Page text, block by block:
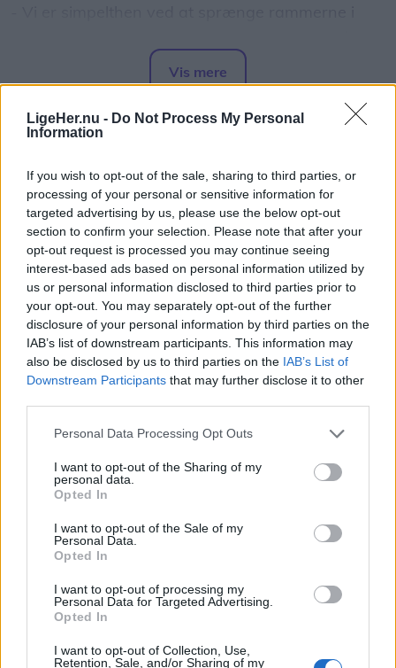
LigeHer.nu - Do Not Process My Personal
Information
If you wish to opt-out of the sale, sharing to third parties, or
processing of your personal or sensitive information for
targeted advertising by us, please use the below opt-out
section to confirm your selection. Please note that after your
opt-out request is processed you may continue seeing
interest-based ads based on personal information utilized by
us or personal information disclosed to third parties prior to
your opt-out. You may separately opt-out of the further
disclosure of your personal information by third parties on the
IAB’s list of downstream participants. This information may
also be disclosed by us to third parties on the IAB’s List of
Downstream Participants that may further disclose it to other
Personal Data Processing Opt Outs
I want to opt-out of the Sharing of my
personal data.
Opted In
I want to opt-out of the Sale of my
Personal Data.
Opted In
I want to opt-out of processing my
Personal Data for Targeted Advertising.
Opted In
I want to opt-out of Collection, Use,
Retention, Sale, and/or Sharing of my
plads, og nu får vi mulighed for for alvor at folde
vores idéer ud og tage Capu til det næste niveau,
fortæller Stephanie.
Selv om adressen bliver ny, kan de mange
stamgæster glæde sig over, at caféens populære
brunchkoncept fortsætter uændret.
- Vores morgenbræt og brunch følger med. Det er
en stor del af Capu, og det kommer gæsterne til at
opleve præcis, som de kender det.
torsdag, fredag og lørdag åbner restauranten
Vis mere
Nordjyder kan se årtiets største
solformørkelse
Emilie Nesheim Shaw
08. august 2026 kl. 14.00
NORDJYLLAND: Når solen går mod horisonten
onsdag 12. august, bliver det ikke en helt